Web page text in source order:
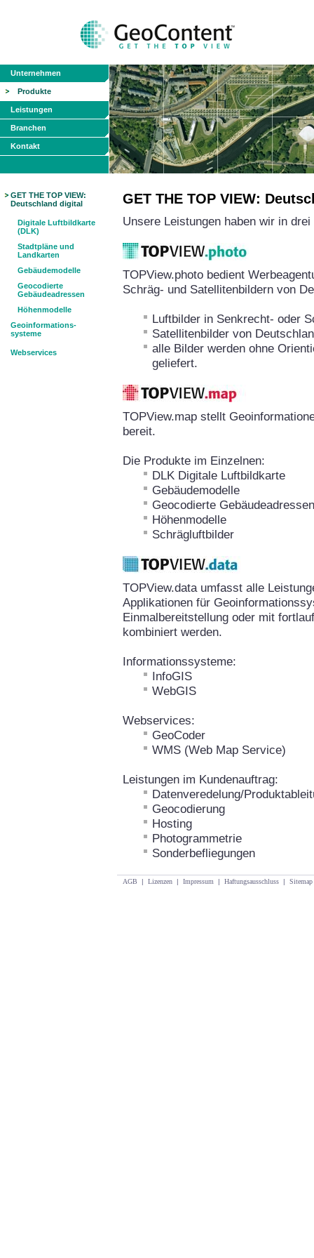
Unternehmen
Produkte
Leistungen
Branchen
Kontakt
GET THE TOP VIEW:
Deutschland digital
Digitale Luftbildkarte
(DLK)
Stadtpläne und
Landkarten
Gebäudemodelle
Geocodierte
Gebäudeadressen
Höhenmodelle
Geoinformations-
systeme
Webservices
GET THE TOP VIEW:
Unsere Leistungen haben wir in
TOPView.photo bedient
Schräg- und Satellitenbildern von
Luftbilder in Senkrecht- oder
Satellitenbilder von
alle Bilder werden ohne
geliefert.
TOPView.map stellt
bereit.
Die Produkte im Einzelnen:
DLK Digitale Luftbildkarte
Gebäudemodelle
Geocodierte Gebäudeadressen
Höhenmodelle
Schrägluftbilder
TOPView.data umfasst alle
Applikationen für
Einmalbereitstellung oder mit
kombiniert werden.
Informationssysteme:
InfoGIS
WebGIS
Webservices:
GeoCoder
WMS (Web Map Service)
Leistungen im Kundenauftrag:
Datenveredelung/
Geocodierung
Hosting
Photogrammetrie
Sonderbefliegungen
AGB | Lizenzen | Impressum | Haftungsausschluss | Sitemap